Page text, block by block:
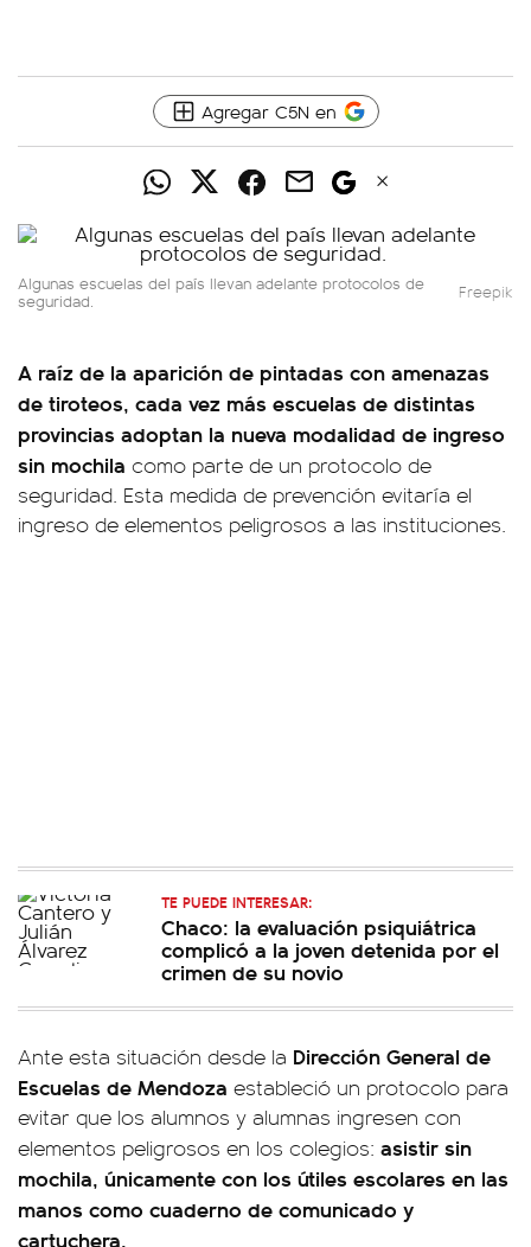
Agregar C5N en
Algunas escuelas del país llevan adelante protocolos de
seguridad. Freepik
A raíz de la aparición de pintadas con amenazas
de tiroteos, cada vez más escuelas de distintas
provincias adoptan la nueva modalidad de ingreso
sin mochila como parte de un protocolo de
seguridad. Esta medida de prevención evitaría el
ingreso de elementos peligrosos a las instituciones.
TE PUEDE INTERESAR:
Chaco: la evaluación psiquiátrica
complicó a la joven detenida por el
crimen de su novio
Ante esta situación desde la Dirección General de
Escuelas de Mendoza estableció un protocolo para
evitar que los alumnos y alumnas ingresen con
elementos peligrosos en los colegios: asistir sin
mochila, únicamente con los útiles escolares en las
manos como cuaderno de comunicado y
cartuchera.